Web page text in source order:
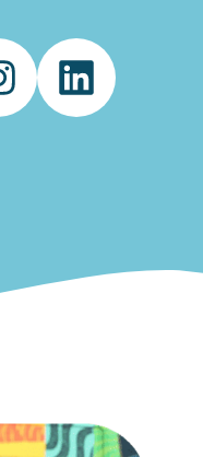
LinkedIn